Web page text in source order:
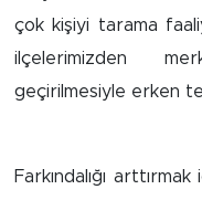
çok kişiyi tarama
ilçelerimizden
geçirilmesiyle erken
Farkındalığı
Hekimhan
Pütürge